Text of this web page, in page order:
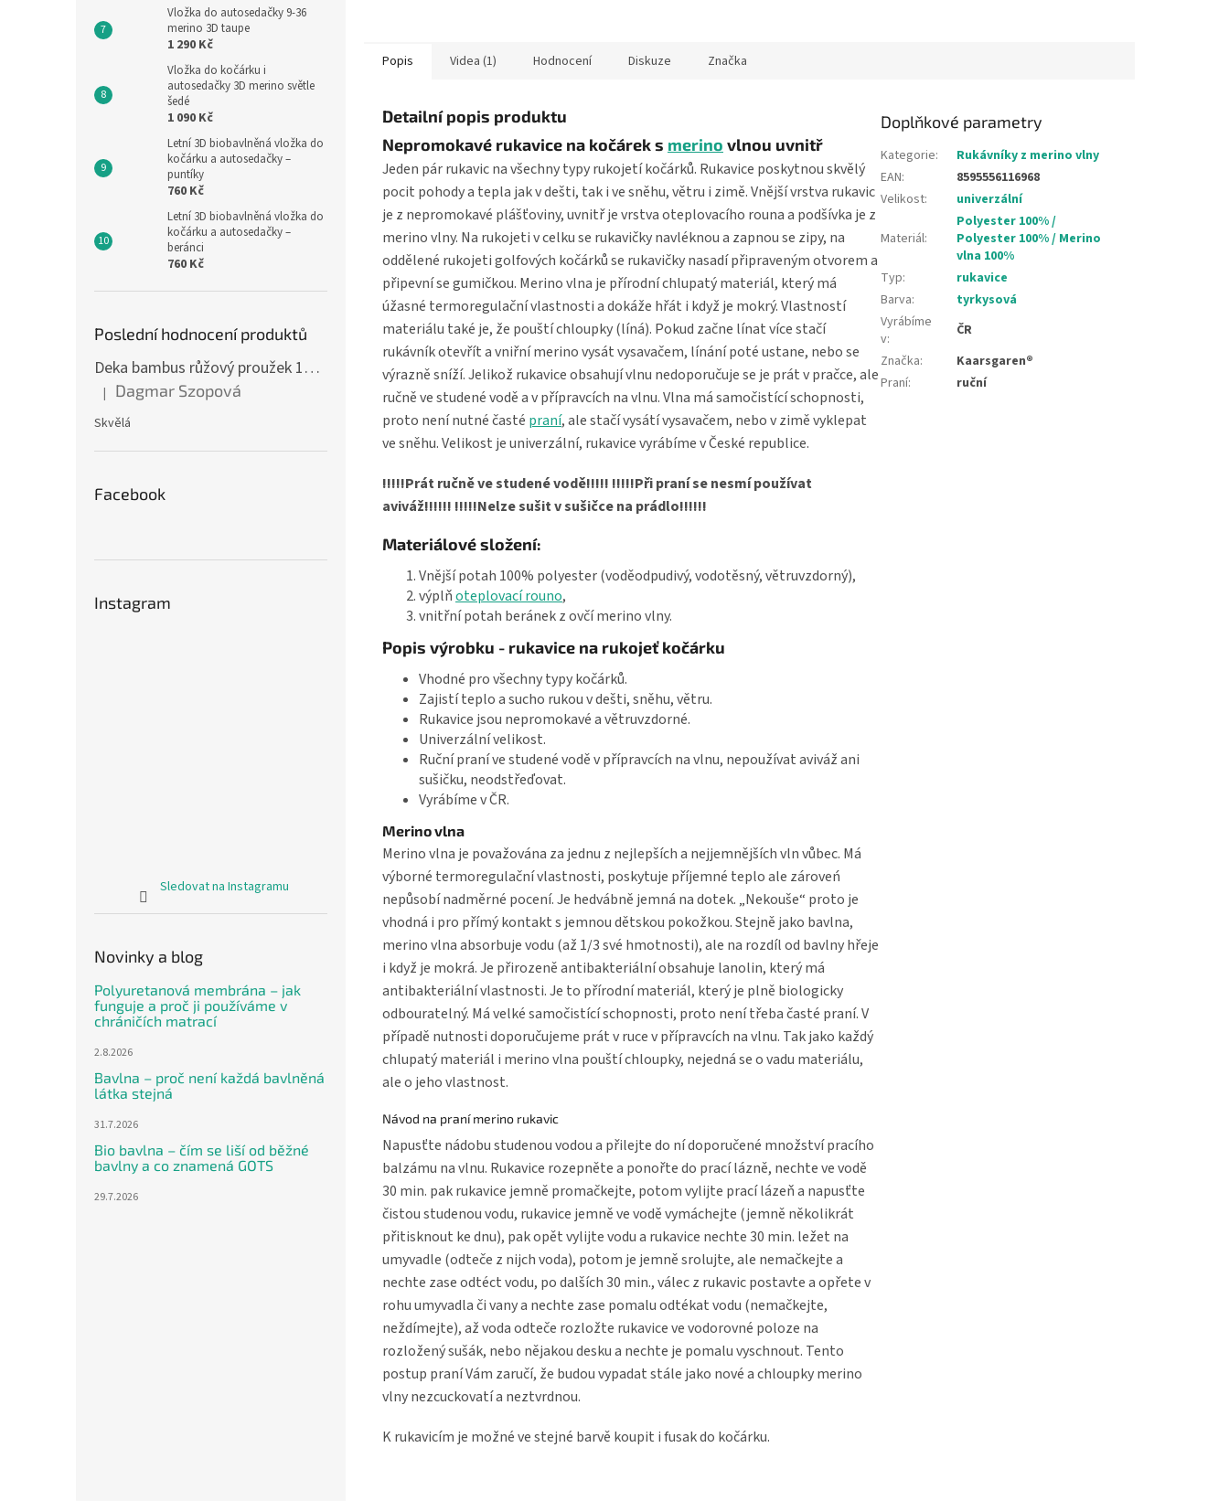
Vložka do autosedačky 9-36
merino 3D taupe
1 290 Kč
Vložka do kočárku i
autosedačky 3D merino světle
šedé
1 090 Kč
Letní 3D biobavlněná vložka do
kočárku a autosedačky –
puntíky
760 Kč
Letní 3D biobavlněná vložka do
kočárku a autosedačky –
beránci
760 Kč
Poslední hodnocení produktů
Deka bambus růžový proužek 160 x 200 cm
Hodnocení produktu je 5 z 5 hvězdiček.
| Dagmar Szopová
Skvělá
Facebook
Instagram
Sledovat na Instagramu
Novinky a blog
Polyuretanová membrána – jak
funguje a proč ji používáme v
chráničích matrací
2.8.2026
Bavlna – proč není každá bavlněná
látka stejná
31.7.2026
Bio bavlna – čím se liší od běžné
bavlny a co znamená GOTS
29.7.2026
Popis Videa (1) Hodnocení Diskuze Značka
Detailní popis produktu
Nepromokavé rukavice na kočárek s merino vlnou uvnitř
Jeden pár rukavic na všechny typy rukojetí kočárků. Rukavice poskytnou skvělý
pocit pohody a tepla jak v dešti, tak i ve sněhu, větru i zimě. Vnější vrstva rukavic
je z nepromokavé plášťoviny, uvnitř je vrstva oteplovacího rouna a podšívka je z
merino vlny. Na rukojeti v celku se rukavičky navléknou a zapnou se zipy, na
oddělené rukojeti golfových kočárků se rukavičky nasadí připraveným otvorem a
připevní se gumičkou. Merino vlna je přírodní chlupatý materiál, který má
úžasné termoregulační vlastnosti a dokáže hřát i když je mokrý. Vlastností
materiálu také je, že pouští chloupky (líná). Pokud začne línat více stačí
rukávník otevřít a vniřní merino vysát vysavačem, línání poté ustane, nebo se
výrazně sníží. Jelikož rukavice obsahují vlnu nedoporučuje se je prát v pračce, ale
ručně ve studené vodě a v přípravcích na vlnu. Vlna má samočistící schopnosti,
proto není nutné časté praní, ale stačí vysátí vysavačem, nebo v zimě vyklepat
ve sněhu. Velikost je univerzální, rukavice vyrábíme v České republice.
!!!!!Prát ručně ve studené vodě!!!!! !!!!!Při praní se nesmí používat
aviváž!!!!!! !!!!!Nelze sušit v sušičce na prádlo!!!!!!
Materiálové složení:
Vnější potah 100% polyester (voděodpudivý, vodotěsný, větruvzdorný),
výplňoteplovací rouno,
vnitřní potah beránek z ovčí merino vlny.
Popis výrobku - rukavice na rukojeť kočárku
Vhodné pro všechny typy kočárků.
Zajistí teplo a sucho rukou v dešti, sněhu, větru.
Rukavice jsou nepromokavé a větruvzdorné.
Univerzální velikost.
Ruční praní ve studené vodě v přípravcích na vlnu, nepoužívat aviváž ani
sušičku, neodstřeďovat.
Vyrábíme v ČR.
Merino vlna
Merino vlna je považována za jednu z nejlepších a nejjemnějších vln vůbec. Má
výborné termoregulační vlastnosti, poskytuje příjemné teplo ale zároveń
nepůsobí nadměrné pocení. Je hedvábně jemná na dotek. „Nekouše“ proto je
vhodná i pro přímý kontakt s jemnou dětskou pokožkou. Stejně jako bavlna,
merino vlna absorbuje vodu (až 1/3 své hmotnosti), ale na rozdíl od bavlny hřeje
i když je mokrá. Je přirozeně antibakteriální obsahuje lanolin, který má
antibakteriální vlastnosti. Je to přírodní materiál, který je plně biologicky
odbouratelný. Má velké samočistící schopnosti, proto není třeba časté praní. V
případě nutnosti doporučujeme prát v ruce v přípravcích na vlnu. Tak jako každý
chlupatý materiál i merino vlna pouští chloupky, nejedná se o vadu materiálu,
ale o jeho vlastnost.
Návod na praní merino rukavic
Napusťte nádobu studenou vodou a přilejte do ní doporučené množství pracího
balzámu na vlnu. Rukavice rozepněte a ponořte do prací lázně, nechte ve vodě
30 min. pak rukavice jemně promačkejte, potom vylijte prací lázeň a napusťte
čistou studenou vodu, rukavice jemně ve vodě vymáchejte (jemně několikrát
přitisknout ke dnu), pak opět vylijte vodu a rukavice nechte 30 min. ležet na
umyvadle (odteče z nijch voda), potom je jemně srolujte, ale nemačkejte a
nechte zase odtéct vodu, po dalších 30 min., válec z rukavic postavte a opřete v
rohu umyvadla či vany a nechte zase pomalu odtékat vodu (nemačkejte,
neždímejte), až voda odteče rozložte rukavice ve vodorovné poloze na
rozložený sušák, nebo nějakou desku a nechte je pomalu vyschnout. Tento
postup praní Vám zaručí, že budou vypadat stále jako nové a chloupky merino
vlny nezcuckovatí a neztvrdnou.
K rukavicím je možné ve stejné barvě koupit i fusak do kočárku.
Doplňkové parametry
Kategorie:
Rukávníky z merino vlny
EAN:
8595556116968
Velikost: univerzální
Materiál:
Polyester 100% /
Polyester 100% / Merino
vlna 100%
Typ:
rukavice
Barva:
tyrkysová
Vyrábíme
v:
ČR
Značka:
Kaarsgaren®
Praní: ruční